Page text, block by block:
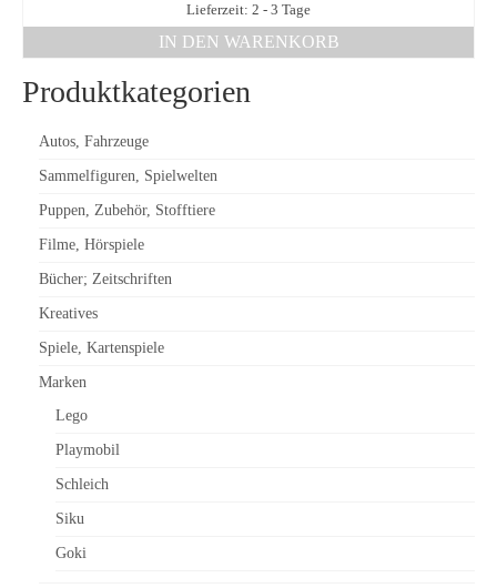
Lieferzeit: 2 - 3 Tage
IN DEN WARENKORB
Produktkategorien
Autos, Fahrzeuge
Sammelfiguren, Spielwelten
Puppen, Zubehör, Stofftiere
Filme, Hörspiele
Bücher; Zeitschriften
Kreatives
Spiele, Kartenspiele
Marken
Lego
Playmobil
Schleich
Siku
Goki